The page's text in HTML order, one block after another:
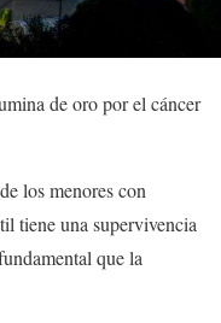
de oro por el cáncer
los menores con
tiene una supervivencia
que la